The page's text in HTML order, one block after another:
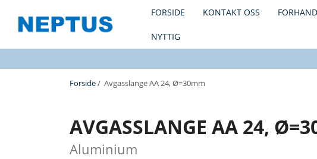
FORSIDE KONTAKT OSS
NYTTIG
Forside/ Avgasslange AA 24, Ø=30mm
AVGASSLANGE AA 24,
Aluminium